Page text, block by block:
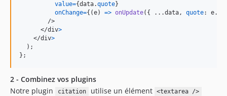
value={data.quote}
onChange={ (e) => onUpdate( { ...data, quote: e.
/>
</div>
</div>
) ;
} ;
2 - Combinez vos plugins
Notre plugin
citation utilise un élément <textarea />